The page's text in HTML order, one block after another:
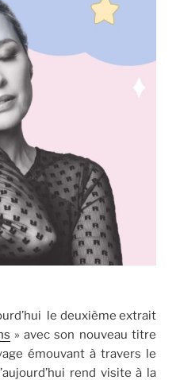
le deuxième extrait
» avec son nouveau titre
émouvant à travers le
rend visite à la